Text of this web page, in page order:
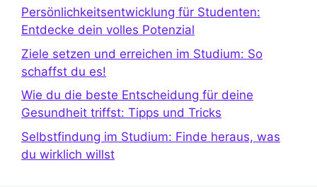
Persönlichkeitsentwicklung für Studenten:
Entdecke dein volles Potenzial
Ziele setzen und erreichen im Studium: So
schaffst du es!
Wie du die beste Entscheidung für deine
Gesundheit triffst: Tipps und Tricks
Selbstfindung im Studium: Finde heraus, was
du wirklich willst